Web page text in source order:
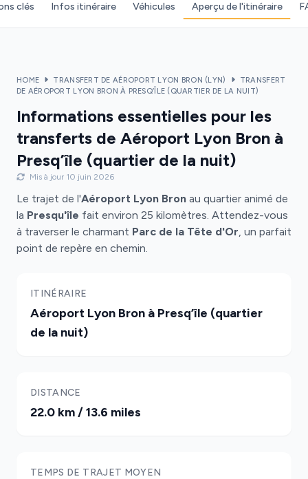
clés Infos itinéraire Véhicules Aperçu de l'itinéraire
HOME TRANSFERT DE AÉROPORT LYON BRON (LYN)
TRANSFERT
DE AÉROPORT LYON BRON À PRESQ’ÎLE (QUARTIER DE LA NUIT)
Informations essentielles pour les
transferts de Aéroport Lyon Bron à
Presq’île (quartier de la nuit)
Mis à jour 10 juin 2026
Le trajet de l'Aéroport Lyon Bron au quartier animé de
la Presqu'île fait environ 25 kilomètres. Attendez-vous
à traverser le charmant Parc de la Tête d'Or, un parfait
point de repère en chemin.
ITINÉRAIRE
Aéroport Lyon Bron à Presq’île (quartier
de la nuit)
DISTANCE
22.0 km / 13.6 miles
TEMPS DE TRAJET MOYEN